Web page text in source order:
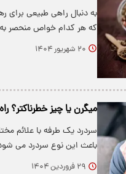
به دنبال راهی طبیعی برای
که هر کدام خواص منحصر
۲۰ شهریور ۱۴۰۴
میگرن یا چیز
سردرد یک طرفه با علائم
باعث این نوع سردرد می
۲۹ فروردین ۱۴۰۴